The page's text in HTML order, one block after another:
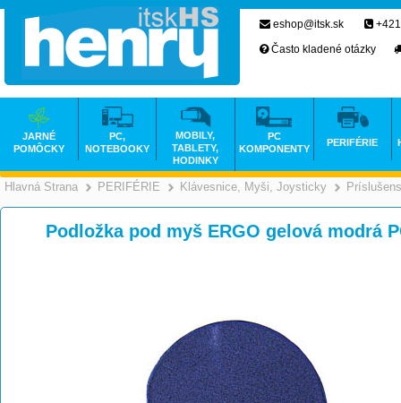
Hlavná Strana >
PERIFÉRIE >
Klávesnice, Myši, Joysticky
Podložka pod myš ERGO gelová modrá
eshop@itsk.sk
Často kladené otázky
JARNÉ
POMÔCKY
PC,
NOTEBOOKY
MOBILY,
TABLETY,
HODINKY
PC
KOMPONENTY
PERIFÉRIE